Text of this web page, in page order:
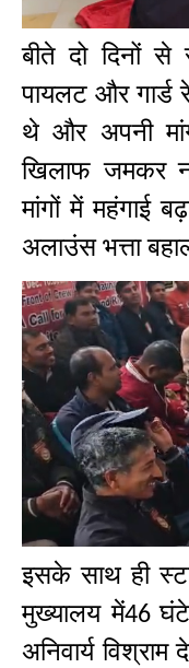
बीते दो दिनों
पायलट और गार्ड
थे और अपनी
खिलाफ जमकर
मांगों में महंगाई
अलाउंस भत्ता
इसके साथ ही
मुख्यालय में46
अनिवार्य